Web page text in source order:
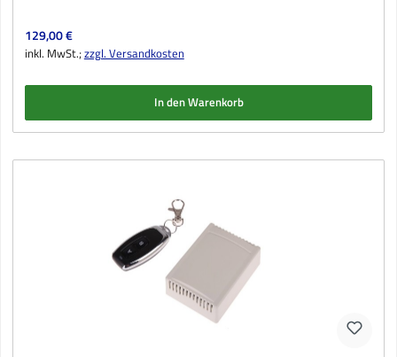
Regulärer Preis:
129,00 €
inkl. MwSt.;zzgl. Versandkosten
In den Warenkorb